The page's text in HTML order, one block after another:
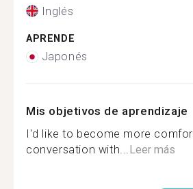
Inglés
APRENDE
Japonés
Mis objetivos de aprendizaje
I'd like to become more
conversation with...Leer más